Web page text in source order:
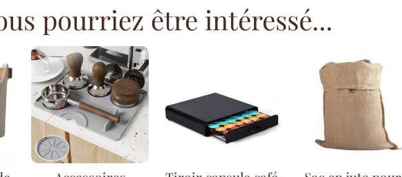
pourriez être intéressé...